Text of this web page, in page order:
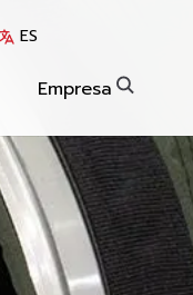
Empresa
ES